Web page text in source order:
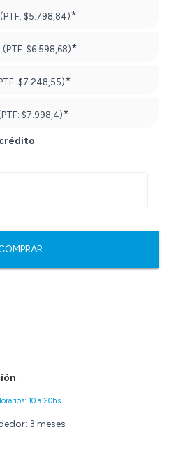
(PTF: $5.798,84)*
(PTF: $6.598,68)*
$7.248,55)*
$7.998,4)*
.
.
10 a 20hs.
3 meses